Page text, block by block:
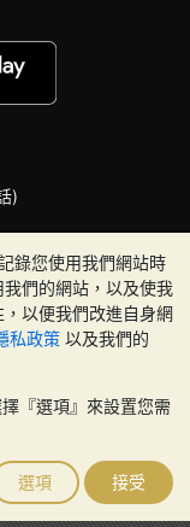
錄您使用我們網站時
們的網站，以及使我
以便我們改進自身網
私政策 以及我們的
『選項』來設置您需
選項 接受
)
史趨勢不能保證未來
的任何內容均不構成